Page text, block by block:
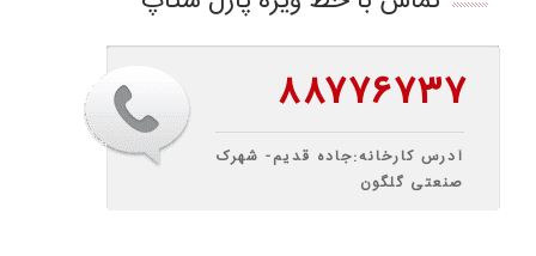
۸۸۷۷۶۷۳۷
آدرس کارخانه:جاده قدیم- شهرک
صنعتی گلگون